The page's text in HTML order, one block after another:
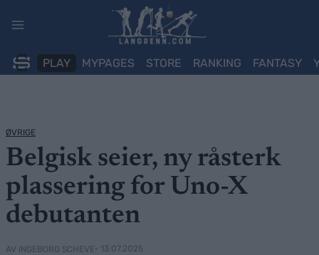
PLAY MYPAGES STORE RANKING FANTASY
ØVRIGE
Belgisk seier, ny råsterk
plassering for Uno-X
debutanten
AV INGEBORG SCHEVE• 13.07.2025